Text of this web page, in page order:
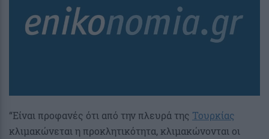
“Είναι προφανές ότι από την πλευρά της Τουρκίας
κλιμακώνεται η προκλητικότητα, κλιμακώνονται οι